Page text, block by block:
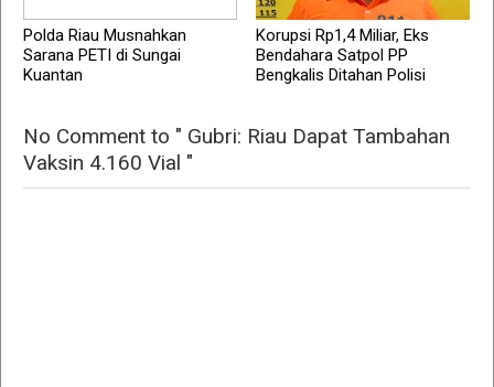
Polda Riau Musnahkan
Sarana PETI di Sungai
Kuantan
Korupsi Rp1,4 Miliar, Eks
Bendahara Satpol PP
Bengkalis Ditahan Polisi
No Comment to " Gubri: Riau Dapat Tambahan
Vaksin 4.160 Vial "